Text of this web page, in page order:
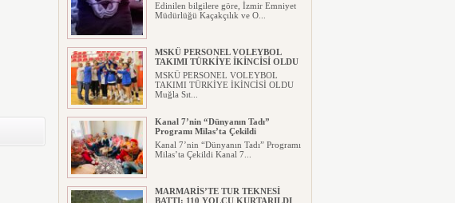
Edinilen bilgilere göre, İzmir Emniyet
Müdürlüğü Kaçakçılık ve O...
MSKÜ PERSONEL VOLEYBOL
TAKIMI TÜRKİYE İKİNCİSİ OLDU
MSKÜ PERSONEL VOLEYBOL
TAKIMI TÜRKİYE İKİNCİSİ OLDU
Muğla Sıt...
Kanal 7’nin “Dünyanın Tadı”
Programı Milas’ta Çekildi
Kanal 7’nin “Dünyanın Tadı” Programı
Milas’ta Çekildi Kanal 7...
MARMARİS’TE TUR TEKNESİ
BATTI: 110 YOLCU KURTARILDI